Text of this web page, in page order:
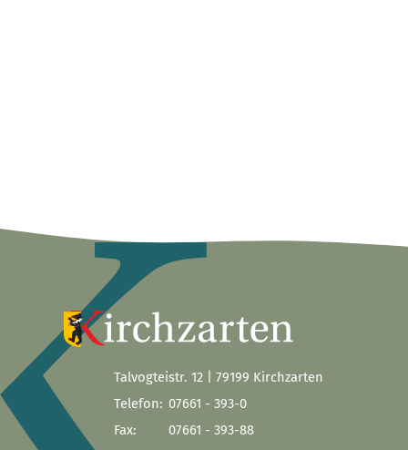
Talvogteistr. 12 | 79199 Kirchzarten
Telefon: 07661 - 393-0
Fax:
07661 - 393-88